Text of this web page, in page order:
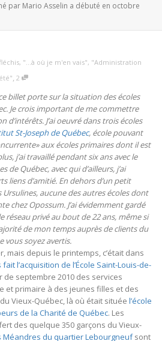
par Mario Asselin a débuté en octobre
, "...à où je m'en vais", "Administration
, 2
billet porte sur la situation des écoles
Je crois important de me commettre
d’intérêts. J’ai oeuvré dans trois écoles
St-Joseph de Québec, école pouvant
aux écoles primaires dont il est
j’ai travaillé pendant six ans avec le
de Québec, avec qui d’ailleurs, j’ai
liens d’amitié. En dehors d’un petit
Ursulines, aucune des autres écoles dont
chez Opossum. J’ai évidemment gardé
réseau privé au bout de 22 ans, même si
de mon temps auprès de clients du
vous soyez avertis.
mais depuis le printemps, c’était dans
fait l’acquisition de l’École Saint-Louis-de-
de septembre 2010 des services
et primaire à des jeunes filles et des
Vieux-Québec, là où était située l’école
de la Charité de Québec. Les
des quelque 350 garçons du Vieux-
Méandres du quartier Lebourgneufsont